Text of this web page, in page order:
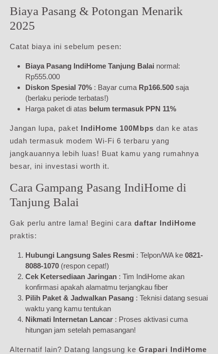
Biaya Pasang & Potongan Menarik
2025
Catat biaya ini sebelum pesen:
Biaya Pasang IndiHome Tanjung Balai normal:
Rp555.000
Diskon Spesial 70% : Bayar cuma Rp166.500 saja
(berlaku periode terbatas!)
Harga paket di atas belum termasuk PPN 11%
Jangan lupa, paket IndiHome 100Mbps dan ke atas
udah termasuk modem Wi-Fi 6 terbaru yang
jangkauannya lebih luas! Buat kamu yang rumahnya
besar, ini investasi worth it.
Cara Gampang Pasang IndiHome di
Tanjung Balai
Gak perlu antre lama! Begini cara daftar IndiHome
praktis:
Hubungi Langsung Sales Resmi : Telpon/WA ke 0821-
8088-1070 (respon cepat!)
Cek Ketersediaan Jaringan : Tim IndiHome akan
konfirmasi apakah alamatmu terjangkau fiber
Pilih Paket & Jadwalkan Pasang : Teknisi datang sesuai
waktu yang kamu tentukan
Nikmati Internetan Lancar : Proses aktivasi cuma
hitungan jam setelah pemasangan!
Alternatif lain? Datang langsung ke Grapari IndiHome